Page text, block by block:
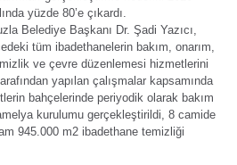
yüzde 80’e çıkardı.
Belediye Başkanı Dr. Şadi Yazıcı,
tüm ibadethanelerin bakım, onarım,
ve çevre düzenlemesi hizmetlerini
yapılan çalışmalar kapsamında
bahçelerinde periyodik olarak bakım
kurulumu gerçekleştirildi, 8 camide
945.000 m2 ibadethane temizliği